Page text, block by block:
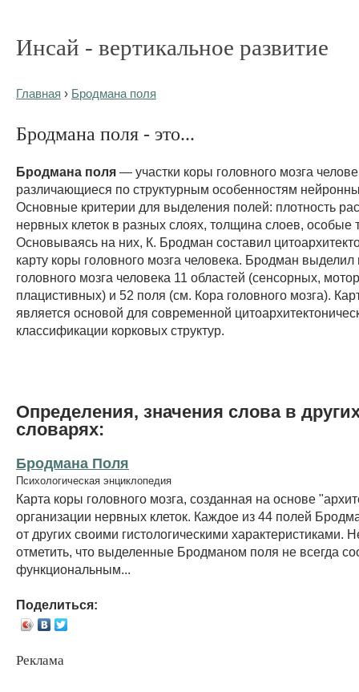
Инсай - вертикальное развитие
Главная › Бродмана поля
Бродмана поля - это...
Бродмана поля — участки коры головного мозга
различающиеся по структурным особенностям
Основные критерии для выделения полей: плотность
нервных клеток в разных слоях, толщина слоев, особые
Основываясь на них, К. Бродман составил
карту коры головного мозга человека. Бродман выделил
головного мозга человека 11 областей (сенсорных,
плацистивных) и 52 поля (см. Кора головного мозга).
является основой для современной
классификации корковых структур.
Определения, значения слова в
словарях:
Бродмана Поля
Психологическая энциклопедия
Карта коры головного мозга, созданная на основе
организации нервных клеток. Каждое из 44 полей
от других своими гистологическими характеристиками.
отметить, что выделенные Бродманом поля не всегда
функциональным...
Поделиться:
Реклама